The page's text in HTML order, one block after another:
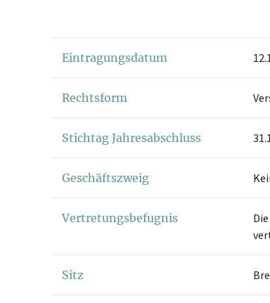
Eintragungsdatum
Rechtsform
Stichtag Jahresabschluss
Geschäftszweig
Vertretungsbefugnis
Sitz